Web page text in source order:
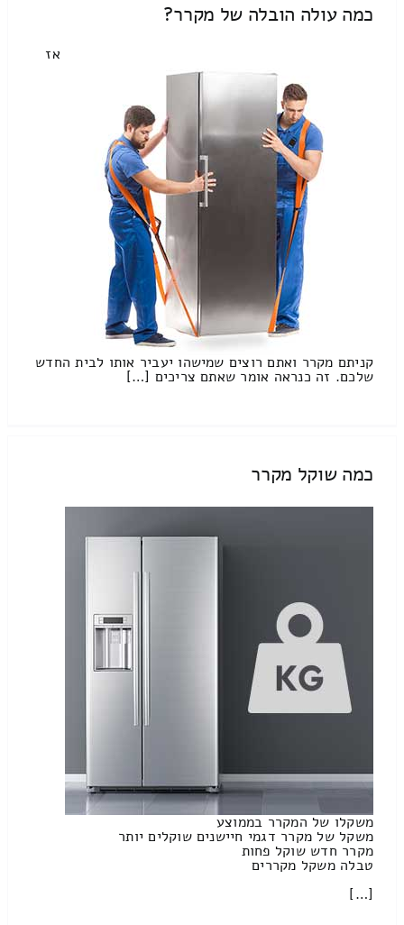
כמה עולה הובלה של מקרר?
אז
קניתם מקרר ואתם רוצים שמישהו יעביר אותו לבית החדש
שלכם. זה כנראה אומר שאתם צריכים […]
כמה שוקל מקרר
משקלו של המקרר בממוצע
משקל של מקרר דגמי חיישנים שוקלים יותר
מקרר חדש שוקל פחות
טבלה משקל מקררים
[…]